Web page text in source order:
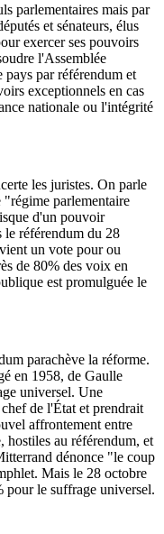
parlementaires mais par
et sénateurs, élus
exercer ses pouvoirs
l'Assemblée
par référendum et
exceptionnels en cas
nationale ou l'intégrité
les juristes. On parle
parlementaire
d'un pouvoir
le référendum du 28
un vote pour ou
de 80% des voix en
est promulguée le
parachève la réforme.
en 1958, de Gaulle
universel. Une
de l'État et prendrait
affrontement entre
hostiles au référendum, et
dénonce "le coup
Mais le 28 octobre
pour le suffrage universel.